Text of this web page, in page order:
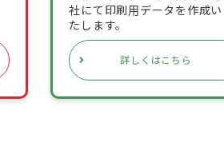
社にて印刷用データを作成い
たします。
詳しくはこちら